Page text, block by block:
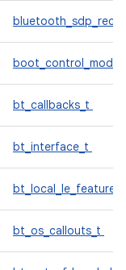
bt_callbacks_t
bt_interface_t
bt_os_callouts_t